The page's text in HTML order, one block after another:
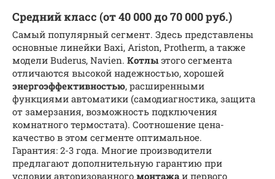
Средний класс (от 40 000 до 70 000 руб.)
Самый популярный сегмент. Здесь представлены
основные линейки Baxi, Ariston, Protherm, а также
модели Buderus, Navien. Котлы этого сегмента
отличаются высокой надежностью, хорошей
энергоэффективностью, расширенными
функциями автоматики (самодиагностика, защита
от замерзания, возможность подключения
комнатного термостата). Соотношение цена-
качество в этом сегменте оптимальное.
Гарантия: 2-3 года. Многие производители
предлагают дополнительную гарантию при
условии авторизованного монтажа и первого